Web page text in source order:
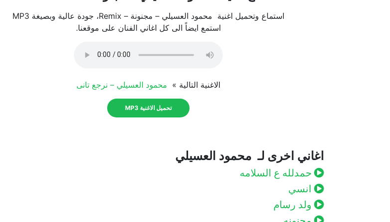
استماع وتحميل اغنية محمود العسيلي – مجنونة – Remix، جودة عالية وبصيغة MP3
استمع ايضاً الى كل اغاني الفنان على موقعنا.
الاغنية التالية » محمود العسيلي – نرجع تانى
تحميل الاغنية MP3
اغاني اخرى لـ محمود العسيلي
حمدلله ع السلامه
انسي
ولد رسام